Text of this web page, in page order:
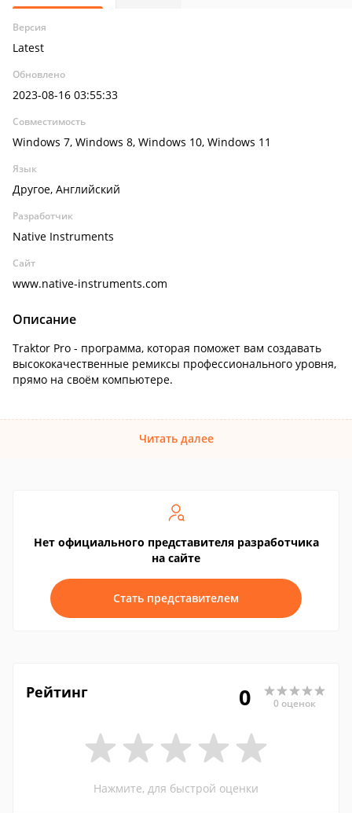
Версия
Latest
Обновлено
2023-08-16 03:55:33
Совместимость
Windows 7, Windows 8, Windows 10, Windows 11
Язык
Другое, Английский
Разработчик
Native Instruments
Сайт
www.native-instruments.com
Описание
Traktor Pro - программа, которая поможет вам создавать
высококачественные ремиксы профессионального уровня,
прямо на своём компьютере.
Читать далее
Нет официального представителя разработчика
на сайте
Стать представителем
Рейтинг 0 0 оценок
Нажмите, для быстрой оценки